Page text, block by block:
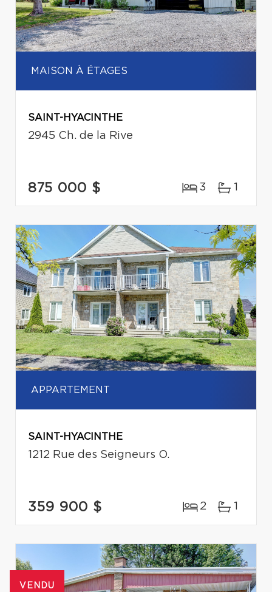
MAISON À ÉTAGES
SAINT-HYACINTHE
2945 Ch. de la Rive
875 000 $ 3 1
APPARTEMENT
SAINT-HYACINTHE
1212 Rue des Seigneurs O.
359 900 $ 2 1
VENDU